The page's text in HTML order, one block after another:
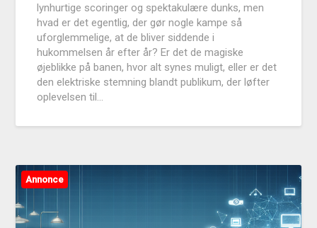
lynhurtige scoringer og spektakulære dunks, men
hvad er det egentlig, der gør nogle kampe så
uforglemmelige, at de bliver siddende i
hukommelsen år efter år? Er det de magiske
øjeblikke på banen, hvor alt synes muligt, eller er det
den elektriske stemning blandt publikum, der løfter
oplevelsen til…
Annonce